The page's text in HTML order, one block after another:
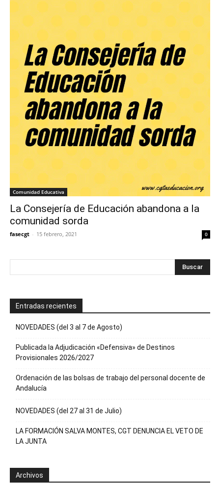
Comunidad Educativa
La Consejería de Educación abandona a la
comunidad sorda
fasecgt - 15 febrero, 2021 0
Entradas recientes
NOVEDADES (del 3 al 7 de Agosto)
Publicada la Adjudicación «Defensiva» de Destinos
Provisionales 2026/2027
Ordenación de las bolsas de trabajo del personal docente de
Andalucía
NOVEDADES (del 27 al 31 de Julio)
LA FORMACIÓN SALVA MONTES, CGT DENUNCIA EL VETO DE
LA JUNTA
Archivos